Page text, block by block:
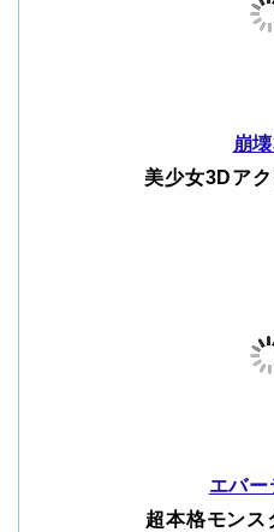
崩
美少女3Dア
エバ
超本格モンス